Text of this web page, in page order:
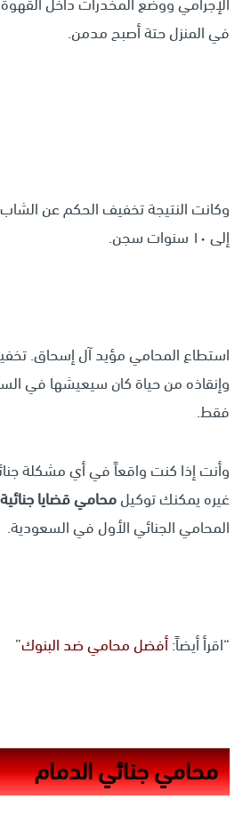
في المنزل حتة أصبح مدمن.
وكانت النتيجة تخفيف الحكم عن
إلى ١٠ سنوات سجن.
استطاع المحامي مؤيد آل إسحاق.
فقط.
وأنت إذا كنت واقعاً في أي مشكلة
غيره يمكنك توكيلمحامي قضايا
المحامي الجنائي الأول في السعودية.
“اقرأ أيضاً:أفضل محامي ضد البنوك”
محامي جنائي الدمام